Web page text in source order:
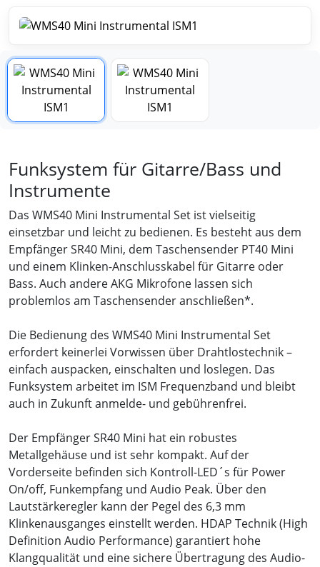
Funksystem für Gitarre/Bass und
Instrumente
Das WMS40 Mini Instrumental Set ist vielseitig
einsetzbar und leicht zu bedienen. Es besteht aus dem
Empfänger SR40 Mini, dem Taschensender PT40 Mini
und einem Klinken-Anschlusskabel für Gitarre oder
Bass. Auch andere AKG Mikrofone lassen sich
problemlos am Taschensender anschließen*.
Die Bedienung des WMS40 Mini Instrumental Set
erfordert keinerlei Vorwissen über Drahtlostechnik –
einfach auspacken, einschalten und loslegen. Das
Funksystem arbeitet im ISM Frequenzband und bleibt
auch in Zukunft anmelde- und gebührenfrei.
Der Empfänger SR40 Mini hat ein robustes
Metallgehäuse und ist sehr kompakt. Auf der
Vorderseite befinden sich Kontroll-LED´s für Power
On/off, Funkempfang und Audio Peak. Über den
Lautstärkeregler kann der Pegel des 6,3 mm
Klinkenausganges einstellt werden. HDAP Technik (High
Definition Audio Performance) garantiert hohe
Klangqualität und eine sichere Übertragung des Audio-